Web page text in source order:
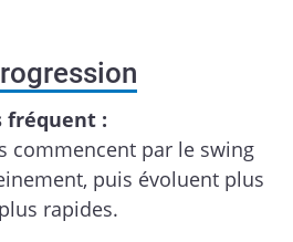
fréquent :
commencent par le swing
puis évoluent plus
rapides.